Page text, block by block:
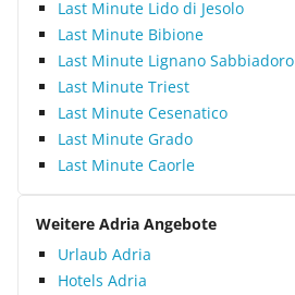
Last Minute Lido di Jesolo
Last Minute Bibione
Last Minute Lignano Sabbiadoro
Last Minute Triest
Last Minute Cesenatico
Last Minute Grado
Last Minute Caorle
Weitere Adria Angebote
Urlaub Adria
Hotels Adria